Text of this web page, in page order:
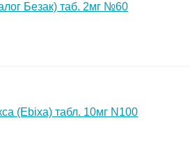
Безак) таб. 2мг №60
(Ebixa) табл. 10мг N100